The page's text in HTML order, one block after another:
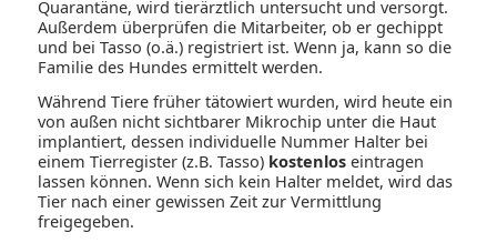
Quarantäne, wird tierärztlich untersucht und versorgt.
Außerdem überprüfen die Mitarbeiter, ob er gechippt
und bei Tasso (o.ä.) registriert ist. Wenn ja, kann so die
Familie des Hundes ermittelt werden.
Während Tiere früher tätowiert wurden, wird heute ein
von außen nicht sichtbarer Mikrochip unter die Haut
implantiert, dessen individuelle Nummer Halter bei
einem Tierregister (z.B. Tasso) kostenloseintragen
lassen können. Wenn sich kein Halter meldet, wird das
Tier nach einer gewissen Zeit zur Vermittlung
freigegeben.